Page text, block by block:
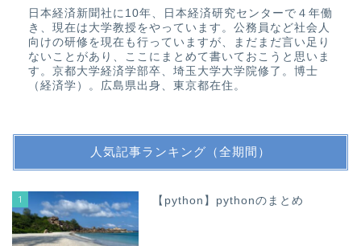
日本経済新聞社に10年、日本経済研究センターで４年働
き、現在は大学教授をやっています。公務員など社会人
向けの研修を現在も行っていますが、まだまだ言い足り
ないことがあり、ここにまとめて書いておこうと思いま
す。京都大学経済学部卒、埼玉大学大学院修了。博士
（経済学）。広島県出身、東京都在住。
人気記事ランキング（全期間）
1 【python】pythonのまとめ